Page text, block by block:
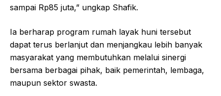
sampai Rp85 juta,” ungkap Shafik.
Ia berharap program rumah layak huni tersebut
dapat terus berlanjut dan menjangkau lebih banyak
masyarakat yang membutuhkan melalui sinergi
bersama berbagai pihak, baik pemerintah, lembaga,
maupun sektor swasta.